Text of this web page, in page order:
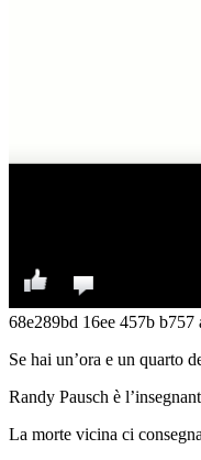
68e289bd 16ee 457b b757
Se hai un’ora e un quarto
Randy Pausch è
La morte vicina ci